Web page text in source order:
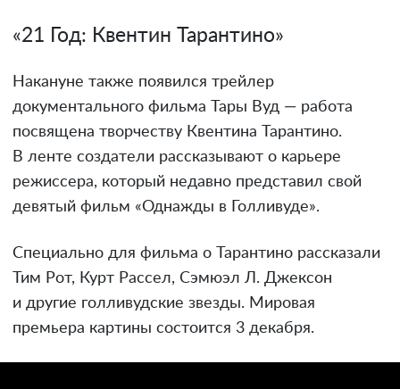
«21 Год: Квентин Тарантино»
Накануне также появился трейлер
документального фильма Тары Вуд — работа
посвящена творчеству Квентина Тарантино.
В ленте создатели рассказывают о карьере
режиссера, который недавно представил свой
девятый фильм «Однажды в Голливуде».
Специально для фильма о Тарантино рассказали
Тим Рот, Курт Рассел, Сэмюэл Л. Джексон
и другие голливудские звезды. Мировая
премьера картины состоится 3 декабря.